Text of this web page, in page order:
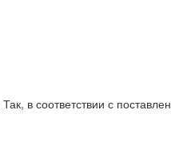
в соответствии с